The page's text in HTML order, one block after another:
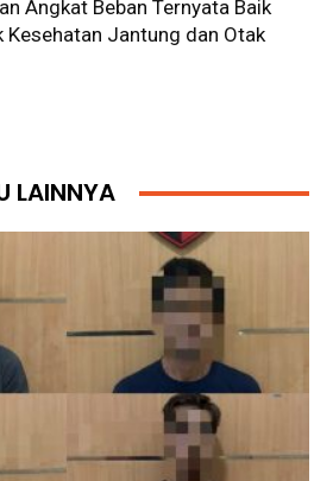
Angkat Beban Ternyata Baik
Kesehatan Jantung dan Otak
LAINNYA